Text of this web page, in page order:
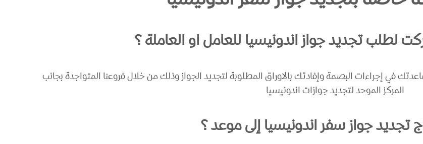
لطلب تجديد جواز اندونيسيا للعامل او العاملة ؟
في إجراءات البصمة وإفادتك بالاوراق المطلوبة لتجديد الجواز وذلك من خلال فروعنا المتواجدة بجانب
المركز الموحد لتجديد جوازات اندونيسيا
تجديد جواز سفر اندونيسيا إلى موعد ؟